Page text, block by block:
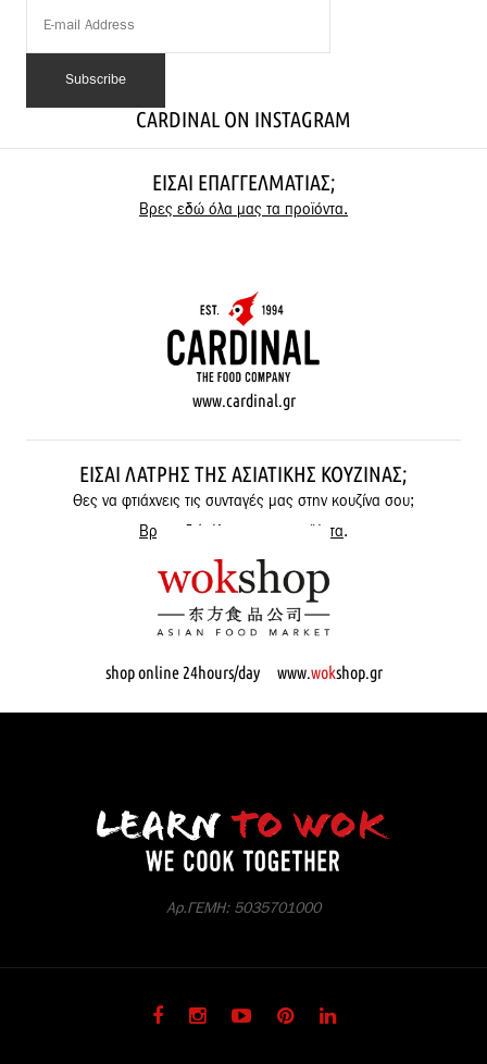
CARDINAL ON INSTAGRAM
ΕΊΣΑΙ ΕΠΑΓΓΕΛΜΑΤΊΑΣ;
Βρες εδώ όλα μας τα προϊόντα.
www.cardinal.gr
ΕΊΣΑΙ ΛΆΤΡΗΣ ΤΗΣ ΑΣΙΑΤΙΚΉΣ ΚΟΥΖΊΝΑΣ;
Θες να φτιάχνεις τις συνταγές μας στην κουζίνα σου;
Βρες εδώ όλα μας τα προϊόντα.
shop online 24hours/day www.wokshop.gr
Αρ.ΓΕΜΗ: 5035701000